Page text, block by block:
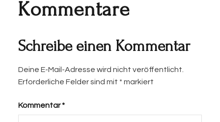
Kommentare
Schreibe einen Kommentar
Deine E-Mail-Adresse wird nicht veröffentlicht.
Erforderliche Felder sind mit * markiert
Kommentar*